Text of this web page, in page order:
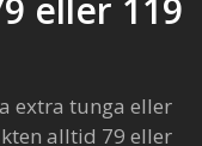
eller 119
extra tunga eller
alltid 79 eller